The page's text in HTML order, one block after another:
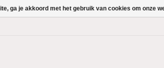
ga je akkoord met het gebruik van cookies om onze